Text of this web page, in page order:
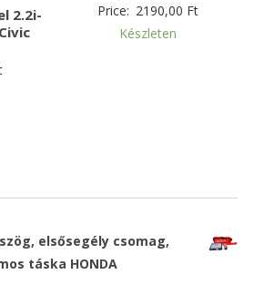
2.2i-
Price: 2190,00 Ft
Készleten
elsősegély csomag,
táska HONDA